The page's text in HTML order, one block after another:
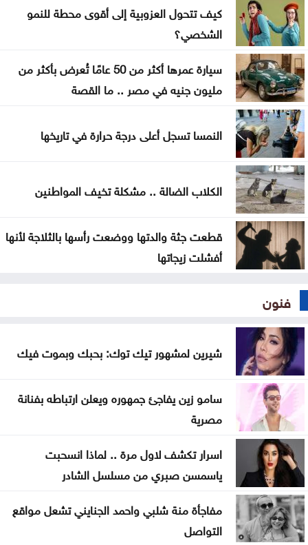
الاقتصادي
فشل أمريكا وحلف مكة الجديد
كيف تتحول العزوبية إلى أقوى محطة للنمو
الشخصي؟
سيارة عمرها أكثر من 50 عامًا تُعرض بأكثر من
مليون جنيه في مصر .. ما القصة
النمسا تسجل أعلى درجة حرارة في تاريخها
الكلاب الضالة .. مشكلة تخيف المواطنين
قطعت جثة والدتها ووضعت رأسها بالثلاجة لأنها
أفشلت زيجاتها
فنون
شيرين لمشهور تيك توك: بحبك وبموت فيك
سامو زين يفاجئ جمهوره ويعلن ارتباطه بفنانة
مصرية
اسرار تكشف لاول مرة .. لماذا انسحبت
ياسمسن صبري من مسلسل الشادر
مفاجأة منة شلبي واحمد الجنايني تشعل مواقع
التواصل